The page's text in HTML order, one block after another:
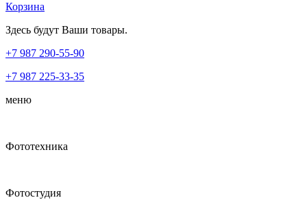
Корзина
Здесь будут Ваши товары.
+7 987 290-55-90
+7 987 225-33-35
меню
Фототехника
Фотостудия